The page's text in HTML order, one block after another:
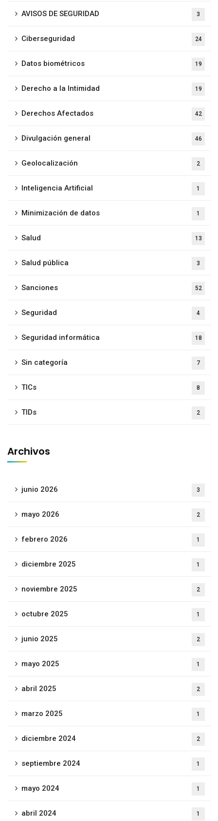
AVISOS DE SEGURIDAD 3
Ciberseguridad 24
Datos biométricos 19
Derecho a la Intimidad 19
Derechos Afectados 42
Divulgación general 46
Geolocalización 2
Inteligencia Artificial 1
Minimización de datos 1
Salud 13
Salud pública 3
Sanciones 52
Seguridad 4
Seguridad informática 18
Sin categoría 7
TICs 8
TIDs 2
Archivos
junio 2026 3
mayo 2026 2
febrero 2026 1
diciembre 2025 1
noviembre 2025 2
octubre 2025 1
junio 2025 2
mayo 2025 1
abril 2025 2
marzo 2025 1
diciembre 2024 2
septiembre 2024 1
mayo 2024 1
abril 2024 1